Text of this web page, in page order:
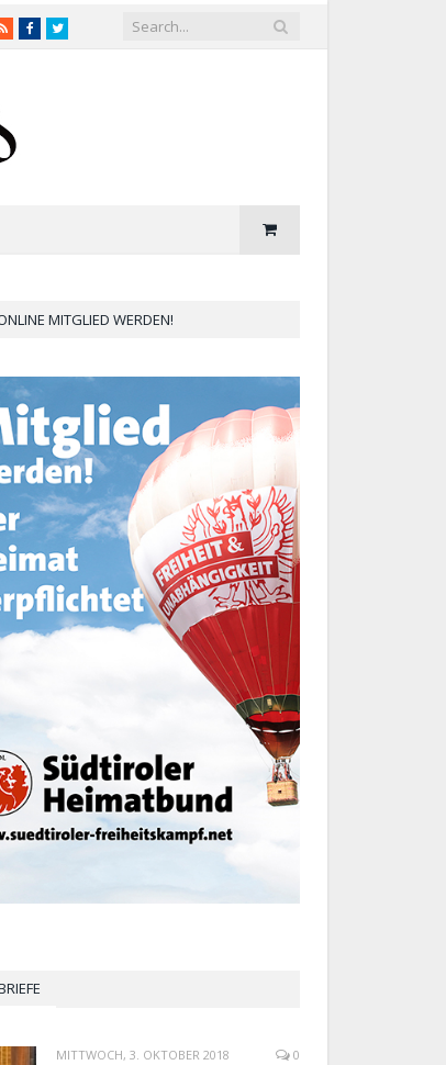
RSSFacebookTwitter
MITGLIED WERDEN!
MITTWOCH, 3. OKTOBER 2018 0